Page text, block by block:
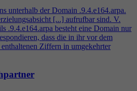
unterhalb der Domain .9.4.e164.arpa.
[...] aufrufbar sind. V.
.9.4.e164.arpa besteht eine Domain nur
dass die in ihr vor dem
enthaltenen Ziffern in umgekehrter